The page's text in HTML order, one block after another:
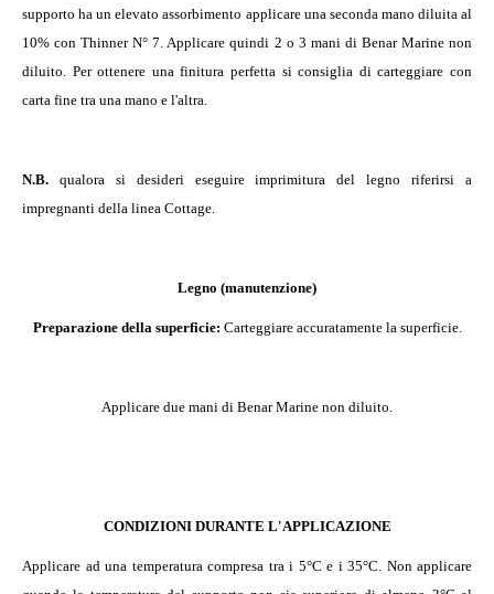
supporto ha un elevato assorbimento applicare una seconda mano diluita al
10% con Thinner N° 7. Applicare quindi 2 o 3 mani di Benar Marine non
diluito. Per ottenere una finitura perfetta si consiglia di carteggiare con
carta fine tra una mano e l'altra.
N.B. qualora si desideri eseguire imprimitura del legno riferirsi a
impregnanti della linea Cottage.
Legno (manutenzione)
Preparazione della superficie: Carteggiare accuratamente la superficie.
Applicare due mani di Benar Marine non diluito.
CONDIZIONI DURANTE L'APPLICAZIONE
Applicare ad una temperatura compresa tra i 5°C e i 35°C. Non applicare